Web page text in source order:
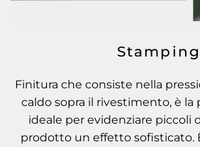
Stamping
Finitura che consiste nella
caldo sopra il rivestimento, è la
ideale per evidenziare piccoli
prodotto un effetto sofisticato.